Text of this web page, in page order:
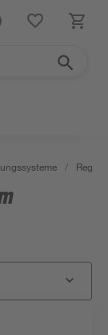
/ Regale